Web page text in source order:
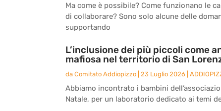
Ma come è possibile? Come funzionano le
di collaborare? Sono solo alcune delle
supportando
L’inclusione dei più piccoli come
mafiosa nel territorio di San
da Comitato Addiopizzo 23 Luglio 2026
Abbiamo incontrato i bambini
Natale, per un laboratorio dedicato ai temi